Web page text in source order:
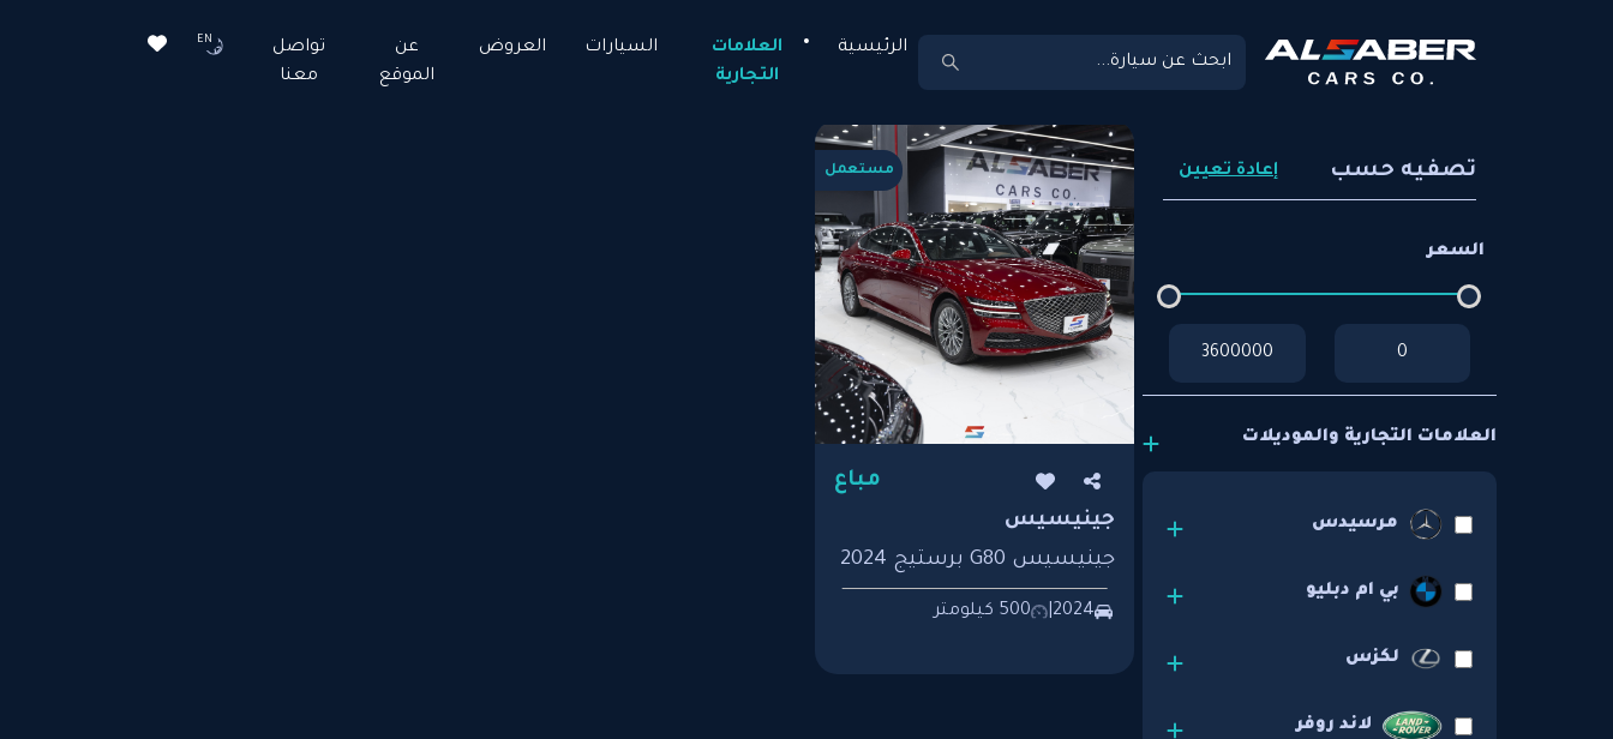
الرئيسية
العلامات
التجارية
السيارات العروض
عن
الموقع
تواصل
معنا
EN
تصفيه حسب إعادة تعيين
السعر
العلامات التجارية والموديلات
مرسيدس
بي ام دبليو
لكزس
لاند روفر
مستعمل
مباع
جينيسيس
جينيسيس G80 برستيج 2024
2024 500 كيلومتر